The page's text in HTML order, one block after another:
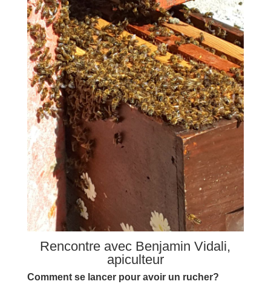
Rencontre avec Benjamin Vidali,
apiculteur
Comment se lancer pour avoir un rucher?